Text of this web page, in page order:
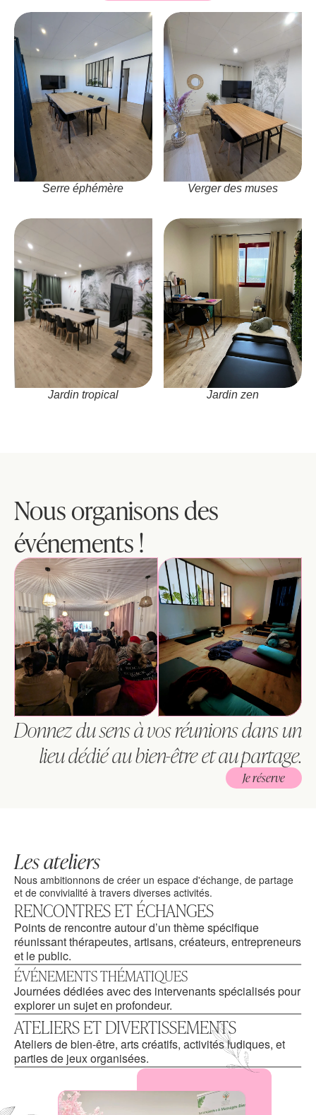
Serre éphémère Verger des muses
Jardin tropical Jardin zen
Donnez du sens à vos réunions dans un
lieu dédié au bien-être et au partage.
Je réserve
Nous organisons des
événements !
Les ateliers
Nous ambitionnons de créer un espace d'échange, de partage
et de convivialité à travers diverses activités.
RENCONTRES ET ÉCHANGES
Points de rencontre autour d’un thème spécifique
réunissant thérapeutes, artisans, créateurs, entrepreneurs
et le public.
ÉVÉNEMENTS THÉMATIQUES
Journées dédiées avec des intervenants spécialisés pour
explorer un sujet en profondeur.
ATELIERS ET DIVERTISSEMENTS
Ateliers de bien-être, arts créatifs, activités ludiques, et
parties de jeux organisées.